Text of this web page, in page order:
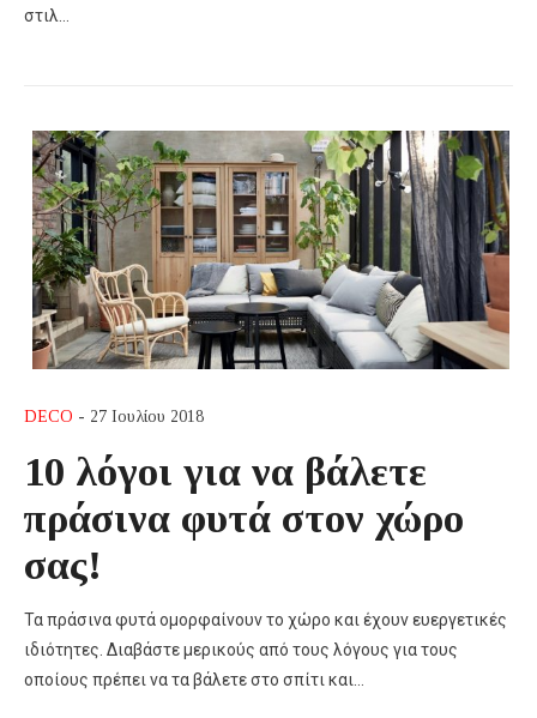
στιλ…
DECO - 27 Ιουλίου 2018
10 λόγοι για να βάλετε
πράσινα φυτά στον χώρο
σας!
Τα πράσινα φυτά ομορφαίνουν το χώρο και έχουν ευεργετικές
ιδιότητες. Διαβάστε μερικούς από τους λόγους για τους
οποίους πρέπει να τα βάλετε στο σπίτι και…